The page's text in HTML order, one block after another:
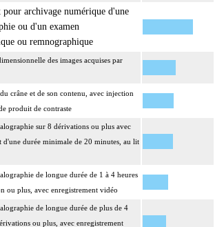
pour archivage numérique d'une
ou d'un examen
ou remnographique
des images acquises par
crâne et de son contenu, avec injection
produit de contraste
sur 8 dérivations ou plus avec
d'une durée minimale de 20 minutes, au lit
de longue durée de 1 à 4 heures
ou plus, avec enregistrement vidéo
de longue durée de plus de 4
ou plus, avec enregistrement